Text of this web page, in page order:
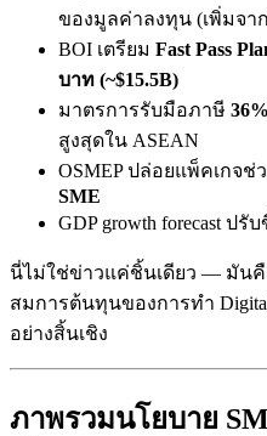
ของมูลค่าลงทุน (เพิ่มจาก
BOI เตรียม Fast Pass
บาท (~$15.5B)
มาตรการรับมือภาษี 36%
สูงสุดใน ASEAN
OSMEP ปล่อยแพ็คเกจช่
SME
GDP growth forecast ปรั
นี่ไม่ใช่ข่าวแค่ชิ้นเดียว — มัน
สมการต้นทุนของการทำ Digital
อย่างสิ้นเชิง
ภาพรวมนโยบาย